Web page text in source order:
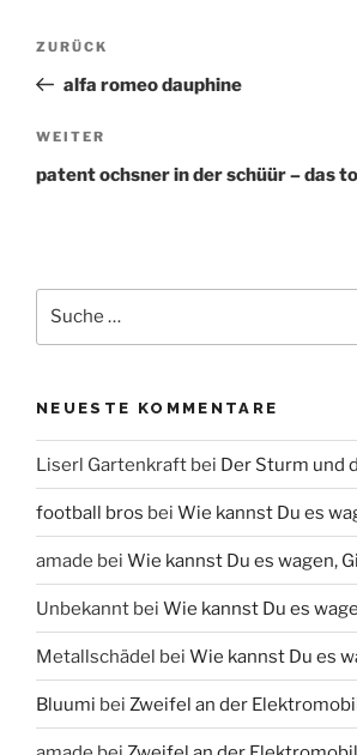
Beitrags-
Navigation
Vorheriger
Beitrag
ZURÜCK
alfa romeo dauphine
Nächster
Beitrag
WEITER
patent ochsner in der schüür – das
nach:
NEUESTE KOMMENTARE
Liserl Gartenkraft bei Der Sturm und
football bros bei Wie kannst Du es
amade bei Wie kannst Du es wagen,
Unbekannt bei Wie kannst Du es
Metallschädel bei Wie kannst Du es
Bluumi bei Zweifel an der